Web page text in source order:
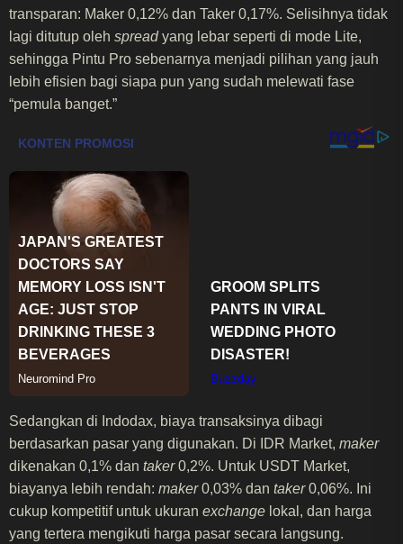
transparan: Maker 0,12% dan Taker 0,17%. Selisihnya tidak
lagi ditutup oleh spreadyang lebar seperti di mode Lite,
sehingga Pintu Pro sebenarnya menjadi pilihan yang jauh
lebih efisien bagi siapa pun yang sudah melewati fase
“pemula banget.”
Sedangkan di Indodax, biaya transaksinya dibagi
berdasarkan pasar yang digunakan. Di IDR Market, maker
dikenakan 0,1% dan taker0,2%. Untuk USDT Market,
biayanya lebih rendah: maker0,03% dan taker0,06%. Ini
cukup kompetitif untuk ukuran exchange lokal, dan harga
yang tertera mengikuti harga pasar secara langsung.